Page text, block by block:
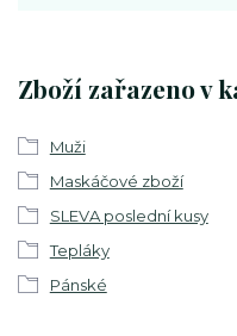
Zboží zařazeno v
Muži
Maskáčové zboží
SLEVA poslední kusy
Tepláky
Pánské